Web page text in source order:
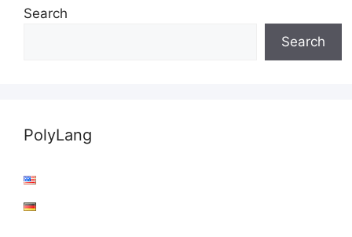
Search
Search
PolyLang